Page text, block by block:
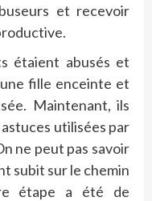
et recevoir
étaient abusés et
fille enceinte et
Maintenant, ils
utilisées par
ne peut pas savoir
subit sur le chemin
étape a été de